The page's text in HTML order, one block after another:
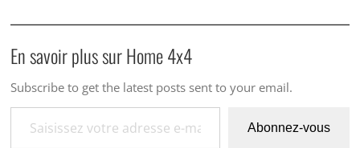
En savoir plus sur Home 4x4
Subscribe to get the latest posts sent to your email.
Saisissez votre adresse e-mail…
Abonnez-vous